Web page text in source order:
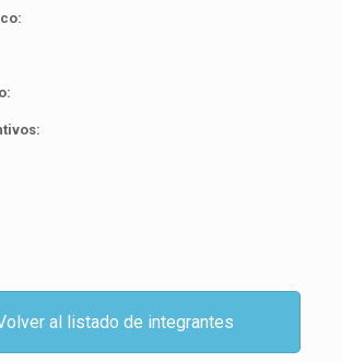
al listado de integrantes